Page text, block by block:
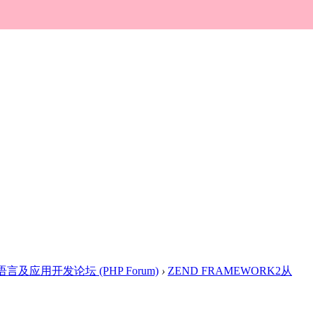
言及应用开发论坛 (PHP Forum) › ZEND FRAMEWORK2从